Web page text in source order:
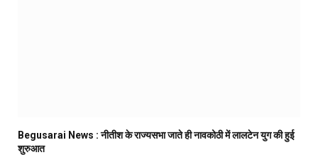
Begusarai News : नीतीश के राज्यसभा जाते ही नावकोठी में लालटेन युग की हुई
शुरुआत